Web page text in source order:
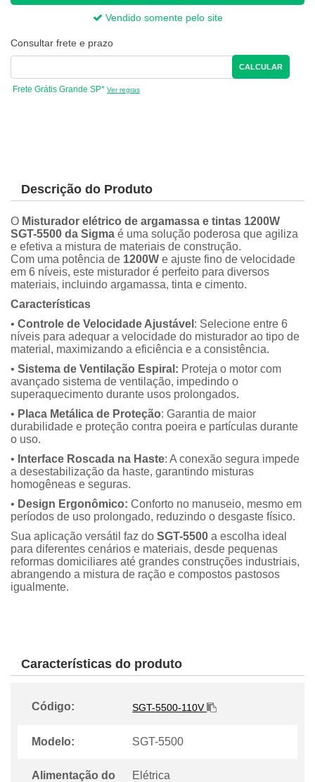
Vendido somente pelo site
Consultar frete e prazo
CALCULAR
Frete Grátis Grande SP* Ver regras
Descrição do Produto
O Misturador elétrico de argamassa e tintas 1200W
SGT-5500 da Sigma é uma solução poderosa que agiliza
e efetiva a mistura de materiais de construção.
Com uma potência de 1200W e ajuste fino de velocidade
em 6 níveis, este misturador é perfeito para diversos
materiais, incluindo argamassa, tinta e cimento.
Características
• Controle de Velocidade Ajustável : Selecione entre 6
níveis para adequar a velocidade do misturador ao tipo de
material, maximizando a eficiência e a consistência.
• Sistema de Ventilação Espiral: Proteja o motor com
avançado sistema de ventilação, impedindo o
superaquecimento durante usos prolongados.
• Placa Metálica de Proteção: Garantia de maior
durabilidade e proteção contra poeira e partículas durante
o uso.
• Interface Roscada na Haste: A conexão segura impede
a desestabilização da haste, garantindo misturas
homogêneas e seguras.
• Design Ergonômico: Conforto no manuseio, mesmo em
períodos de uso prolongado, reduzindo o desgaste físico.
Sua aplicação versátil faz do SGT-5500 a escolha ideal
para diferentes cenários e materiais, desde pequenas
reformas domiciliares até grandes construções industriais,
abrangendo a mistura de ração e compostos pastosos
igualmente.
Características do produto
Código: SGT-5500-110V
Modelo: SGT-5500
Alimentação do
Elétrica